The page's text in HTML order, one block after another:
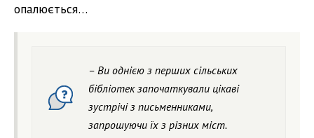
опалюється…
– Ви однією з перших сільських
бібліотек започаткували цікаві
зустрічі з письменниками,
запрошуючи їх з різних міст.